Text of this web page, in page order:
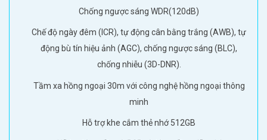
Chống ngược sáng WDR(120dB)
Chế độ ngày đêm (ICR), tự động cân bằng trắng (AWB), tự
động bù tín hiệu ảnh (AGC), chống ngược sáng (BLC),
chống nhiễu (3D-DNR).
Tầm xa hồng ngoại 30m với công nghệ hồng ngoại thông
minh
Hỗ trợ khe cắm thẻ nhớ 512GB